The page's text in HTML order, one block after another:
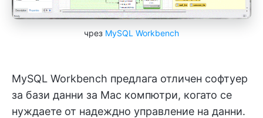
чрез MySQL Workbench
MySQL Workbench предлага отличен софтуер
за бази данни за Mac компютри, когато се
нуждаете от надеждно управление на данни.